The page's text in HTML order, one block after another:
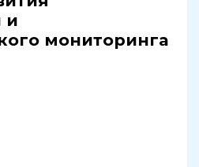
и
мониторинга